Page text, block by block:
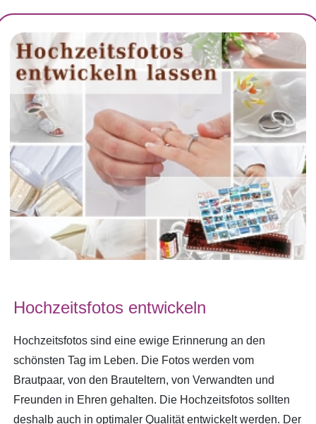
Hochzeitsfotos entwickeln
Hochzeitsfotos sind eine ewige Erinnerung an den
schönsten Tag im Leben. Die Fotos werden vom
Brautpaar, von den Brauteltern, von Verwandten und
Freunden in Ehren gehalten. Die Hochzeitsfotos sollten
deshalb auch in optimaler Qualität entwickelt werden. Der